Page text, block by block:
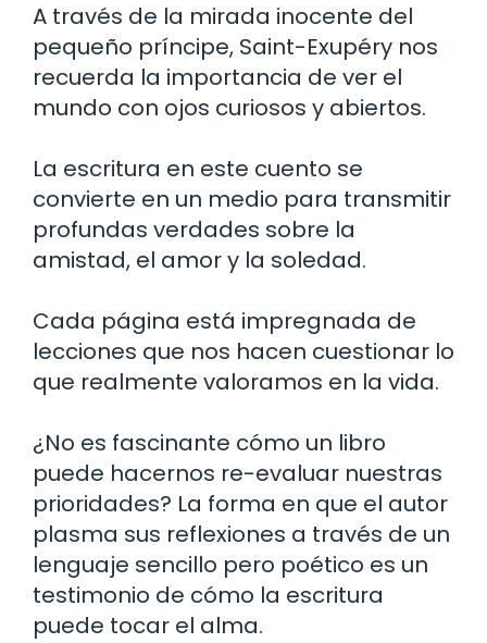
A través de la mirada inocente del
pequeño príncipe, Saint-Exupéry nos
recuerda la importancia de ver el
mundo con ojos curiosos y abiertos.
La escritura en este cuento se
convierte en un medio para transmitir
profundas verdades sobre la
amistad, el amor y la soledad.
Cada página está impregnada de
lecciones que nos hacen cuestionar lo
que realmente valoramos en la vida.
¿No es fascinante cómo un libro
puede hacernos re-evaluar nuestras
prioridades? La forma en que el autor
plasma sus reflexiones a través de un
lenguaje sencillo pero poético es un
testimonio de cómo la escritura
puede tocar el alma.